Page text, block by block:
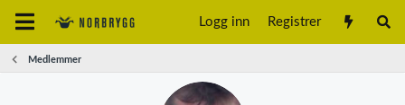
Logg inn Registrer
Medlemmer